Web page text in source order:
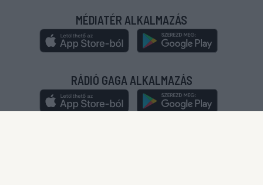
MÉDIATÉR ALKALMAZÁS
RÁDIÓ GAGA ALKALMAZÁS